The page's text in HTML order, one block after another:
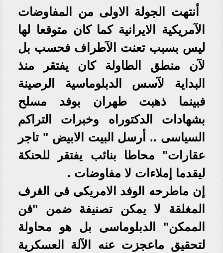
أنتهت الجولة الاولى من المفاوضات
الآمريكية الايرانية كما كان متوقعا لها
ليس بسبب تعنت الآطراف فحسب بل
لآن منطق الطاولة كان يفتقر منذ
البداية لآسس الدبلوماسية الرصينة
فبينما ذهبت طهران بوفد مسلح
بشهادات الدكتوراه وخبرات التراكم
السياسى .. أرسل البيت الابيض " تاجر
عقارات" محاطا بنائب يفتقر للحنكة
ليقدما إملاءات لا مفاوضات .
إن ماطرحه الوفد الامريكى فى الغرف
المغلقة لا يمكن تصنيفة ضمن "فن
الممكن" الدبلوماسى بل هو محاولة
لتحقيق ماعجزت عنه الآلة العسكرية